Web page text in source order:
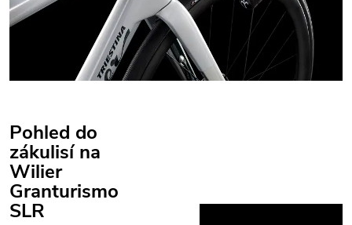
Pohled do
zákulisí na
Wilier
Granturismo
SLR